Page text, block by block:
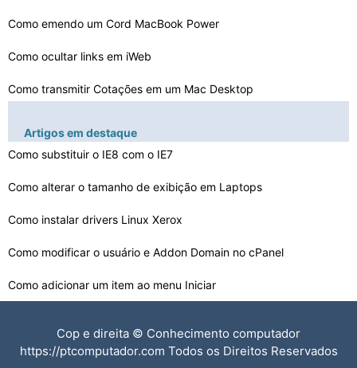
Como emendo um Cord MacBook Power
Como ocultar links em iWeb
Como transmitir Cotações em um Mac Desktop
O que é a permissão Disk
Eu não pode editar discos rígidos externos em Macs
Mac Python Desenvolvimento
Como formatar e reinstalar o Snow Leopard em um Mac
Artigos em destaque
Como substituir o IE8 com o IE7
Como alterar o tamanho de exibição em Laptops
Como instalar drivers Linux Xerox
Como modificar o usuário e Addon Domain no cPanel
Como adicionar um item ao menu Iniciar
Como recuperar uma partição perdida Linux
Cop e direita © Conhecimento computador
https://ptcomputador.com Todos os Direitos Reservados